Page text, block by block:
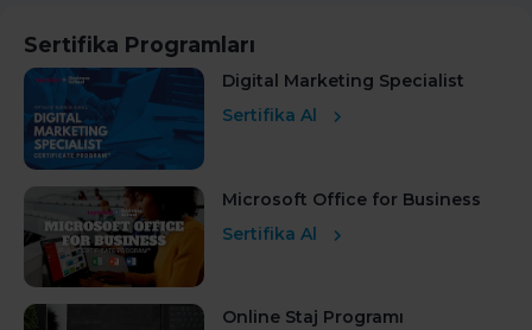
Sertifika Programları
Digital Marketing Specialist
Sertifika Al
Microsoft Office for Business
Sertifika Al
Online Staj Programı